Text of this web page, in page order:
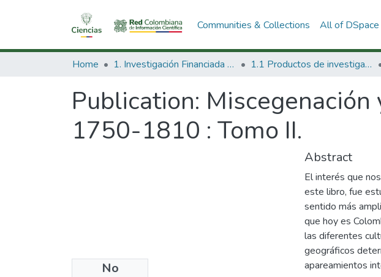
Communities & Collections All of DSpace
Home 1. Investigación Financiada con Recursos Públicos 1.1 Productos de investigación
Publication:
1750-1810 : Tomo II.
No
Abstract
El interés que
este libro, fue
sentido más
que hoy es
las diferentes
geográficos
apareamientos